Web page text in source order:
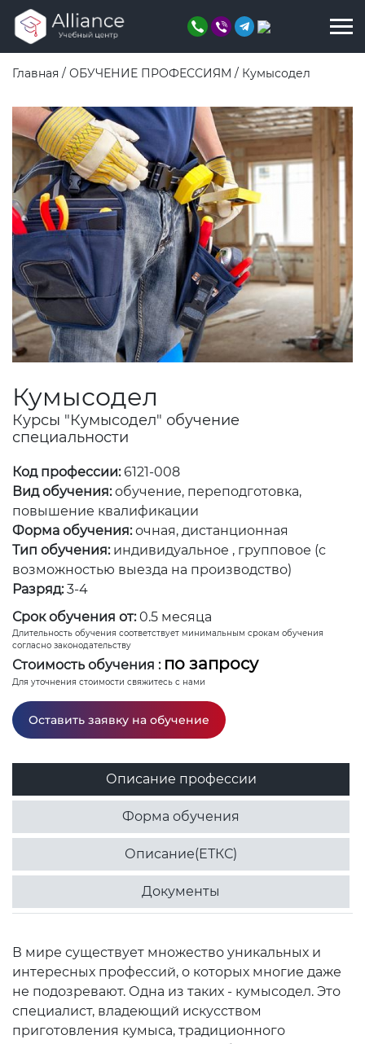
Главная / ОБУЧЕНИЕ ПРОФЕССИЯМ / Кумысодел
Кумысодел
Курсы "Кумысодел" обучение
специальности
Код профессии:6121-008
Вид обучения: обучение, переподготовка,
повышение квалификации
Форма обучения: очная, дистанционная
Тип обучения: индивидуальное , групповое (с
возможностью выезда на производство)
Разряд: 3-4
Срок обучения от: 0.5 месяца
Длительность обучения соответствует минимальным срокам обучения
согласно законодательству
Стоимость обучения : по запросу
Для уточнения стоимости свяжитесь с нами
Оставить заявку на обучение
Описание профессии
Форма обучения
Описание(ЕТКС)
Документы
В мире существует множество уникальных и
интересных профессий, о которых многие даже
не подозревают. Одна из таких - кумысодел. Это
специалист, владеющий искусством
приготовления кумыса, традиционного